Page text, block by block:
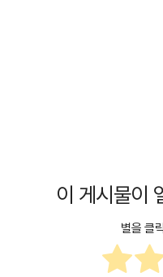
이 게시물이
별을 클